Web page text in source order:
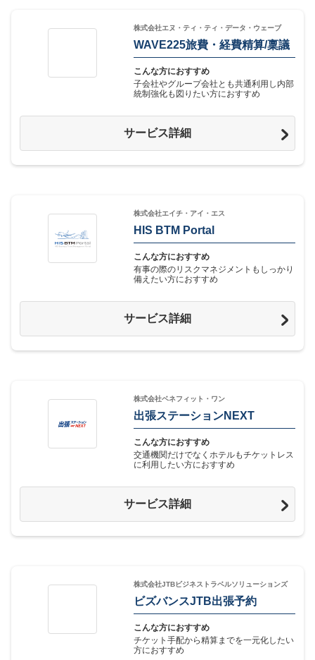
株式会社エヌ・ティ・ティ・データ・ウェーブ
WAVE225旅費・経費精算/稟議
こんな方におすすめ
子会社やグループ会社とも共通利用し内部
統制強化も図りたい方におすすめ
サービス詳細
株式会社エイチ・アイ・エス
HIS BTM Portal
こんな方におすすめ
有事の際のリスクマネジメントもしっかり
備えたい方におすすめ
サービス詳細
株式会社ベネフィット・ワン
出張ステーションNEXT
こんな方におすすめ
交通機関だけでなくホテルもチケットレス
に利用したい方におすすめ
サービス詳細
株式会社JTBビジネストラベルソリューションズ
ビズバンスJTB出張予約
こんな方におすすめ
チケット手配から精算までを一元化したい
方におすすめ